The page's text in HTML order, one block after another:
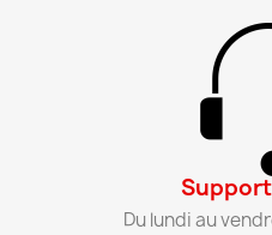
Du lundi au